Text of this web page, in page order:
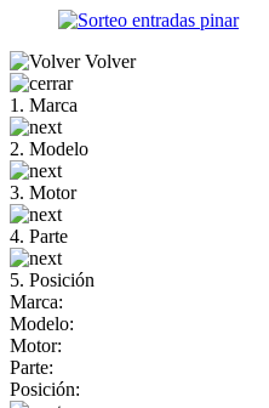
Volver
1. Marca
2. Modelo
3. Motor
4. Parte
5. Posición
Marca:
Modelo:
Motor:
Parte:
Posición: